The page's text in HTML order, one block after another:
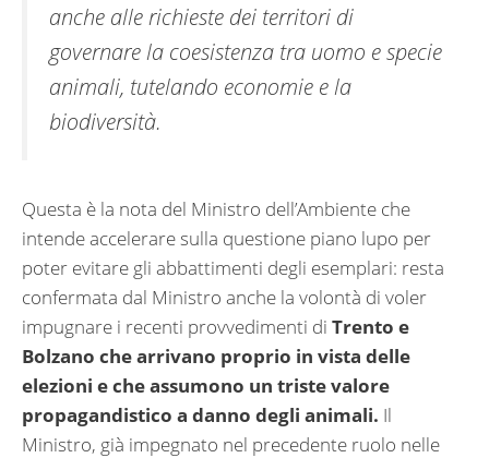
anche alle richieste dei territori di
governare la coesistenza tra uomo e specie
animali, tutelando economie e la
biodiversità.
Questa è la nota del Ministro dell’Ambiente che
intende accelerare sulla questione piano lupo per
poter evitare gli abbattimenti degli esemplari: resta
confermata dal Ministro anche la volontà di voler
impugnare i recenti provvedimenti di Trento e
Bolzano che arrivano proprio in vista delle
elezioni e che assumono un triste valore
propagandistico a danno degli animali. Il
Ministro, già impegnato nel precedente ruolo nelle